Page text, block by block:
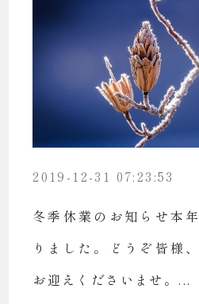
2019-12-31 07:23:53
冬季休業のお知らせ本
りました。どうぞ皆様
お迎えくださいませ。...